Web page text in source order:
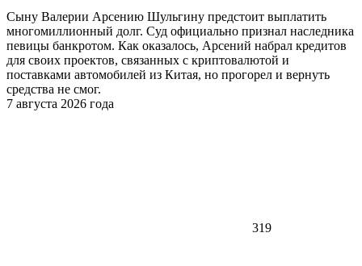
Сыну Валерии Арсению Шульгину предстоит выплатить
многомиллионный долг. Суд официально признал наследника
певицы банкротом. Как оказалось, Арсений набрал кредитов
для своих проектов, связанных с криптовалютой и
поставками автомобилей из Китая, но прогорел и вернуть
средства не смог.
7 августа 2026 года
319